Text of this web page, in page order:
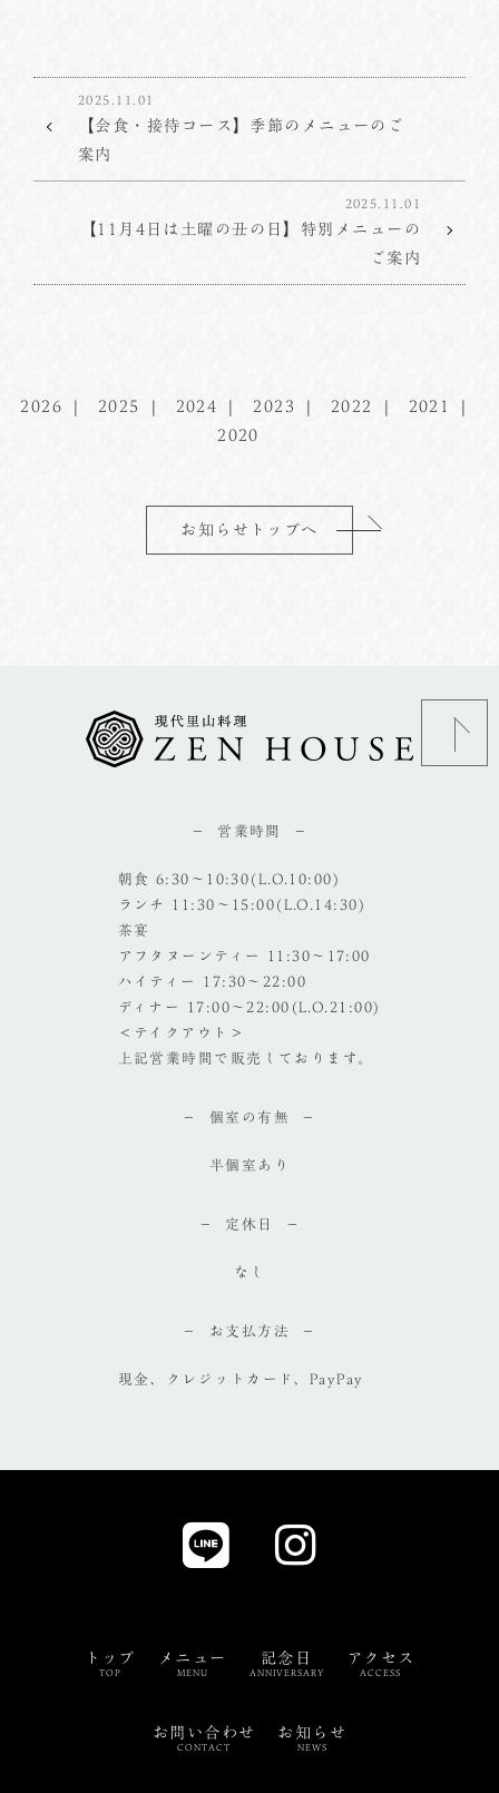
2025.11.01
【会食・接待コース】季節のメニューのご
案内
2025.11.01
【11月4日は土曜の丑の日】特別メニューの
ご案内
2026 2025 2024 2023 2022
2021
2020
お知らせトップへ
営業時間
朝食 6:30～10:30(L.O.10:00)
ランチ 11:30～15:00(L.O.14:30)
茶宴
アフタヌーンティー 11:30～17:00
ハイティー 17:30～22:00
ディナー 17:00～22:00(L.O.21:00)
＜テイクアウト＞
上記営業時間で販売しております。
個室の有無
半個室あり
定休日
なし
お支払方法
現金、クレジットカード、PayPay
トップ
TOP
メニュー
MENU
記念日
ANNIVERSARY
アクセス
ACCESS
お問い合わせ
CONTACT
お知らせ
NEWS